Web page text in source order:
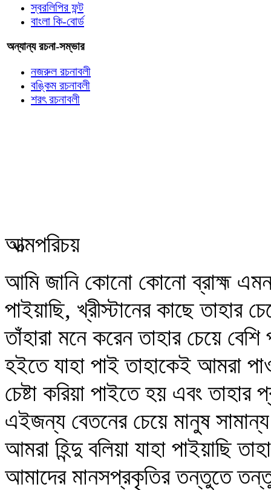
স্বরলিপির ফন্ট
বাংলা কি-বোর্ড
অন্যান্য রচনা-সম্ভার
নজরুল রচনাবলী
বঙ্কিম রচনাবলী
শরৎ রচনাবলী
আত্মপরিচয়
আমি জানি কোনো কোনো ব্রাহ্ম এমন
পাইয়াছি, খ্রীস্টানের কাছে
তাঁহারা মনে করেন তাহার চেয়ে
হইতে যাহা পাই তাহাকেই আমরা
চেষ্টা করিয়া পাইতে হয় এবং
এইজন্য বেতনের চেয়ে মানুষ
আমরা হিন্দু বলিয়া যাহা পাইয়াছি
আমাদের মানসপ্রকৃতির তন্তুতে